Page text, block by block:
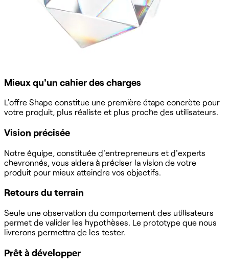
Mieux qu'un cahier des charges
L'offre Shape constitue une première étape concrète pour
votre produit, plus réaliste et plus proche des utilisateurs.
Vision précisée
Notre équipe, constituée d'entrepreneurs et d'experts
chevronnés, vous aidera à préciser la vision de votre
produit pour mieux atteindre vos objectifs.
Retours du terrain
Seule une observation du comportement des utilisateurs
permet de valider les hypothèses. Le prototype que nous
livrerons permettra de les tester.
Prêt à développer